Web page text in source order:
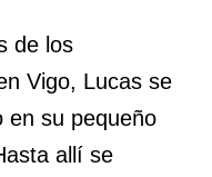
de los
Vigo, Lucas se
en su pequeño
allí se